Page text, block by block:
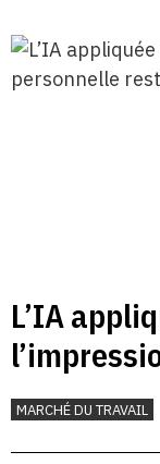
L’IA
décisive
MARCHÉ DU TRAVAIL